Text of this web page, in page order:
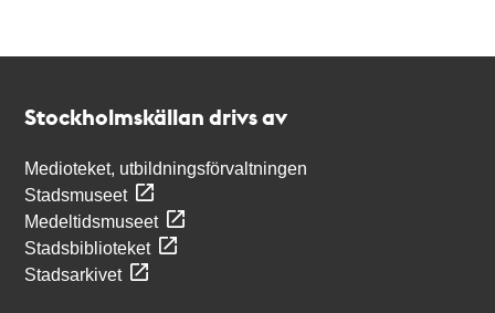
Stockholmskällan drivs av
Medioteket, utbildningsförvaltningen
Stadsmuseet
Medeltidsmuseet
Stadsbiblioteket
Stadsarkivet